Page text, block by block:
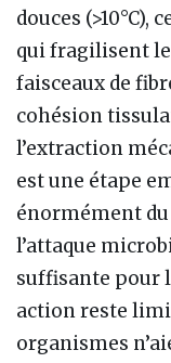
douces (>10°C),
qui fragilisent
faisceaux de
cohésion
l’extraction
est une étape
énormément
l’attaque
suffisante pour
action reste
organismes